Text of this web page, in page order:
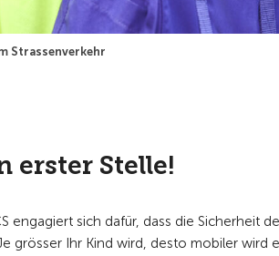
Strassenverkehr
erster Stelle!
sich dafür, dass die Sicherheit
grösser Ihr Kind wird, desto mobiler wird